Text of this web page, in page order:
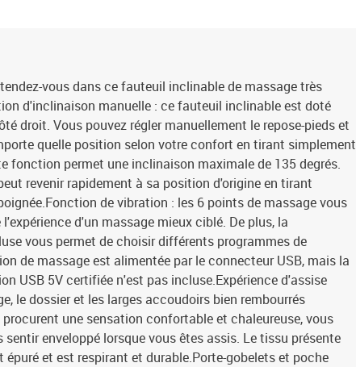
vous dans ce fauteuil inclinable de massage très
d'inclinaison manuelle : ce fauteuil inclinable est doté
droit. Vous pouvez régler manuellement le repose-pieds et
quelle position selon votre confort en tirant simplement
fonction permet une inclinaison maximale de 135 degrés.
revenir rapidement à sa position d'origine en tirant
de vibration : les 6 points de massage vous
d'un massage mieux ciblé. De plus, la
vous permet de choisir différents programmes de
de massage est alimentée par le connecteur USB, mais la
USB 5V certifiée n'est pas incluse.Expérience d'assise
le dossier et les larges accoudoirs bien rembourrés
une sensation confortable et chaleureuse, vous
enveloppé lorsque vous êtes assis. Le tissu présente
épuré et est respirant et durable.Porte-gobelets et poche